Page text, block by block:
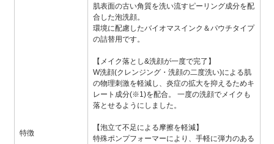
特徴
肌表面の古い角質を洗い流すピーリング成分を配
合した泡洗顔。
環境に配慮したバイオマスインク＆パウチタイプ
の詰替用です。
【メイク落とし&洗顔が一度で完了】
W洗顔(クレンジング・洗顔の二度洗い)による肌
の物理刺激を軽減し、炎症の拡大を抑えるためキ
レート成分(※1)を配合。 一度の洗顔でメイクも
落とせるようにしました。
【泡立て不足による摩擦を軽減】
特殊ポンプフォーマーにより、手軽に弾力のある